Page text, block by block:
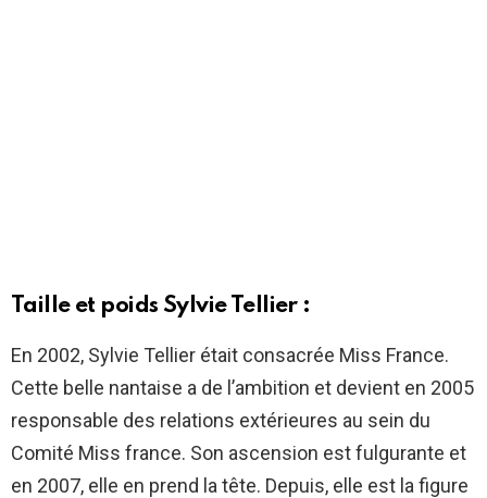
Taille et poids Sylvie Tellier :
En 2002, Sylvie Tellier était consacrée Miss France.
Cette belle nantaise a de l’ambition et devient en 2005
responsable des relations extérieures au sein du
Comité Miss france. Son ascension est fulgurante et
en 2007, elle en prend la tête. Depuis, elle est la figure